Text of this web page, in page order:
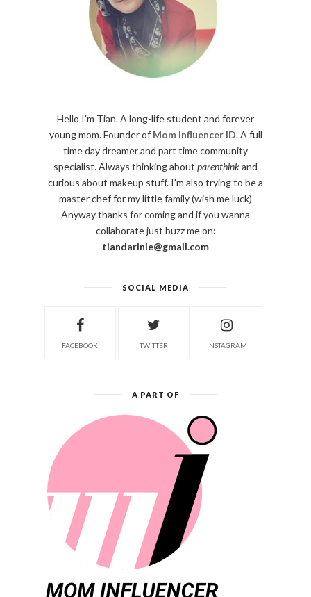
Hello I'm Tian. A long-life student and forever
young mom. Founder of Mom Influencer ID. A full
time day dreamer and part time community
specialist. Always thinking about parenthinkand
curious about makeup stuff. I'm also trying to be a
master chef for my little family (wish me luck)
Anyway thanks for coming and if you wanna
collaborate just buzz me on:
tiandarinie@gmail.com
SOCIAL MEDIA
FACEBOOK TWITTER INSTAGRAM
A PART OF